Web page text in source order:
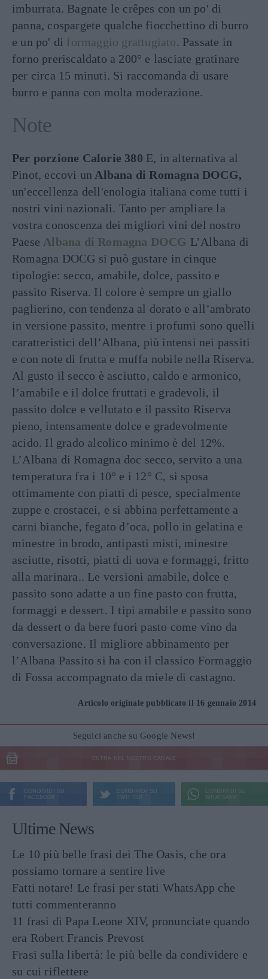
imburrata. Bagnate le crêpes con un po' di
panna, cospargete qualche fiocchettino di burro
e un po' di formaggio grattugiato. Passate in
forno preriscaldato a 200° e lasciate gratinare
per circa 15 minuti. Si raccomanda di usare
burro e panna con molta moderazione.
Note
Per porzione Calorie 380 E, in alternativa al
Pinot, eccovi un Albana di Romagna DOCG,
un'eccellenza dell'enologia italiana come tutti i
nostri vini nazionali. Tanto per ampliare la
vostra conoscenza dei migliori vini del nostro
Paese Albana di Romagna DOCG L’Albana di
Romagna DOCG si può gustare in cinque
tipologie: secco, amabile, dolce, passito e
passito Riserva. Il colore è sempre un giallo
paglierino, con tendenza al dorato e all’ambrato
in versione passito, mentre i profumi sono quelli
caratteristici dell’Albana, più intensi nei passiti
e con note di frutta e muffa nobile nella Riserva.
Al gusto il secco è asciutto, caldo e armonico,
l’amabile e il dolce fruttati e gradevoli, il
passito dolce e vellutato e il passito Riserva
pieno, intensamente dolce e gradevolmente
acido. Il grado alcolico minimo è del 12%.
L’Albana di Romagna doc secco, servito a una
temperatura fra i 10° e i 12° C, si sposa
ottimamente con piatti di pesce, specialmente
zuppe e crostacei, e si abbina perfettamente a
carni bianche, fegato d’oca, pollo in gelatina e
minestre in brodo, antipasti misti, minestre
asciutte, risotti, piatti di uova e formaggi, fritto
alla marinara.. Le versioni amabile, dolce e
passito sono adatte a un fine pasto con frutta,
formaggi e dessert. I tipi amabile e passito sono
da dessert o da bere fuori pasto come vino da
conversazione. Il migliore abbinamento per
l’Albana Passito si ha con il classico Formaggio
di Fossa accompagnato da miele di castagno.
Articolo originale pubblicato il 16 gennaio 2014
Seguici anche su Google News!
ENTRA NEL NOSTRO CANALE
CONDIVIDI SU
FACEBOOK
CONDIVIDI SU
TWITTER
CONDIVIDI SU
WHATSAPP
Ultime News
Le 10 più belle frasi dei The Oasis, che ora
possiamo tornare a sentire live
Fatti notare! Le frasi per stati WhatsApp che
tutti commenteranno
11 frasi di Papa Leone XIV, pronunciate quando
era Robert Francis Prevost
Frasi sulla libertà: le più belle da condividere e
su cui riflettere